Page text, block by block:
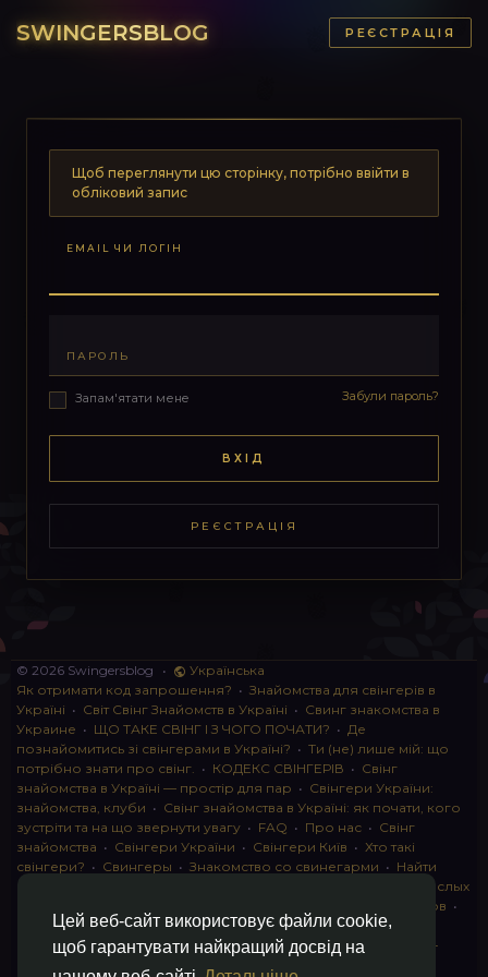
Цей веб-сайт використовує файли cookie,
щоб гарантувати найкращий досвід на
SWINGERSBLOG РЕЄСТРАЦІЯ
Щоб переглянути цю сторінку, потрібно ввійти в
обліковий запис
EMAIL ЧИ ЛОГІН
ПАРОЛЬ
Запам'ятати мене Забули пароль?
ВХІД
РЕЄСТРАЦІЯ
© 2026 Swingersblog •
Українська
Як отримати код запрошення? • Знайомства для свінгерів в
Україні • Світ Свінг Знайомств в Україні • Свинг знакомства в
Украине • ЩО ТАКЕ СВІНГ І З ЧОГО ПОЧАТИ? • Де
познайомитись зі свінгерами в Україні? • Ти (не) лише мій: що
потрібно знати про свінг. • КОДЕКС СВІНГЕРІВ • Свінг
знайомства в Україні — простір для пар • Свінгери України:
знайомства, клуби • Свінг знайомства в Україні: як почати, кого
зустріти та на що звернути увагу • FAQ • Про нас • Свінг
знайомства • Свінгери України • Свінгери Київ • Хто такі
свінгери? • Свингеры • Знакомство со свинегарми • Найти
instagram для взрослых
Клуб свингеров •
Конфіденційність• Правила• Партнерська програма
Свингеры •Свинг-пати•О свингерах откровенно
Свинг-
клуб: что это и как работает